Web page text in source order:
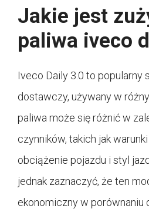
Jakie jest
paliwa iveco
Iveco Daily 3.0 to popularny
dostawczy, używany w
paliwa może się różnić w
czynników, takich jak
obciążenie pojazdu i styl
jednak zaznaczyć, że ten
ekonomiczny w porównaniu